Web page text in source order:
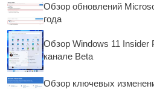
Обзор обновлений
года
Обзор Windows 11 Insider
канале Beta
Обзор ключевых